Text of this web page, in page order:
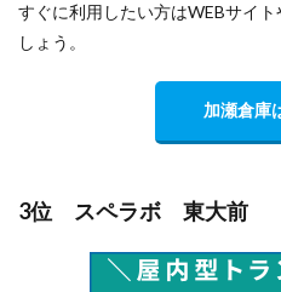
すぐに利用したい方はWEBサイ
しょう。
加瀬倉庫
3位 スペラボ 東大前